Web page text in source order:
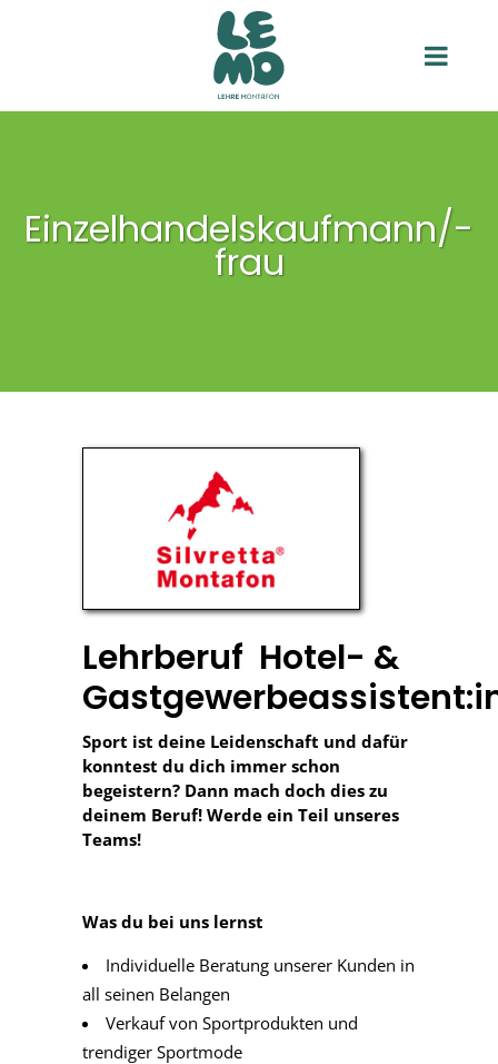
Einzelhandelskaufmann/-
frau
Lehrberuf Hotel- &
Sport ist deine Leidenschaft und dafür
konntest du dich immer schon
begeistern? Dann mach doch dies zu
deinem Beruf! Werde ein Teil unseres
Teams!
Was du bei uns lernst
Individuelle Beratung unserer Kunden in
all seinen Belangen
Verkauf von Sportprodukten und
trendiger Sportmode